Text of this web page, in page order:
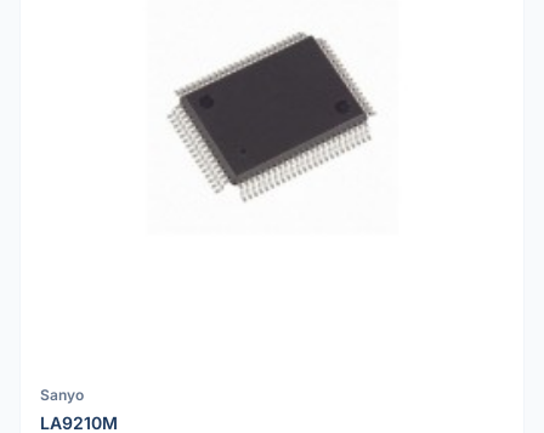
Sanyo
LA9210M